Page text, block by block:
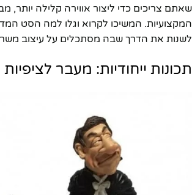
שאתם צריכים כדי ליצור אווירה קלילה יותר,
המקצועיות. המשיכו לקרוא וגלו למה הסט
לשנות את הדרך שבה מסתכלים על עיצוב
תכונות ייחודיות: מעבר